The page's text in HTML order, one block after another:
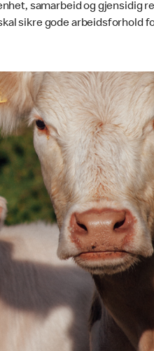
samarbeid og gjensidig
sikre gode arbeidsforhold